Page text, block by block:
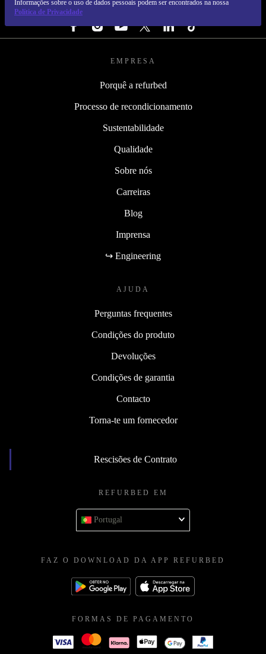
Informações sobre o uso de dados pessoais podem ser encontrados na nossa
Política de Privacidade
SEGUE-NOS
EMPRESA
Porquê a refurbed
Processo de recondicionamento
Sustentabilidade
Qualidade
Sobre nós
Carreiras
Blog
Imprensa
↪ Engineering
AJUDA
Perguntas frequentes
Condições do produto
Devoluções
Condições de garantia
Contacto
Torna-te um fornecedor
Rescisões de Contrato
REFURBED EM
Portugal
FAZ O DOWNLOAD DA APP REFURBED
FORMAS DE PAGAMENTO